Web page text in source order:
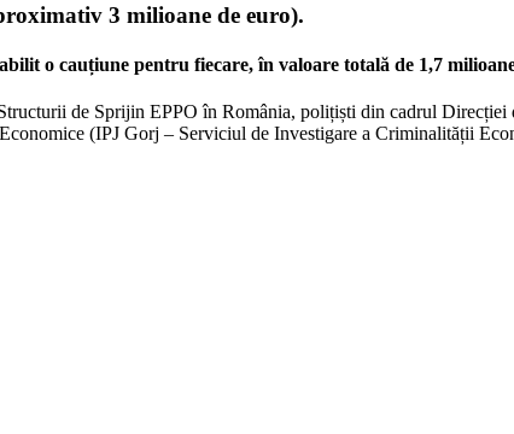
3 milioane de euro).
o cauțiune pentru fiecare, în valoare totală de 1,7
de Sprijin EPPO în România, polițiști din cadrul
(IPJ Gorj – Serviciul de Investigare a Criminalității